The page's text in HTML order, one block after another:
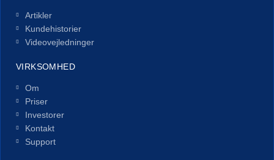
Artikler
Kundehistorier
Videovejledninger
VIRKSOMHED
Om
Priser
Investorer
Kontakt
Support